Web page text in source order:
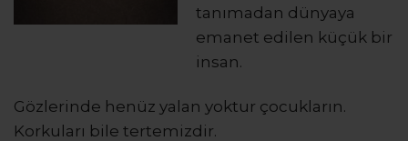
tanımadan dünyaya
emanet edilen küçük bir
insan.
Gözlerinde henüz yalan yoktur çocukların.
Korkuları bile tertemizdir.